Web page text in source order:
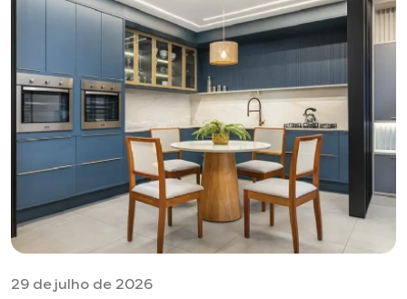
29 de julho de 2026